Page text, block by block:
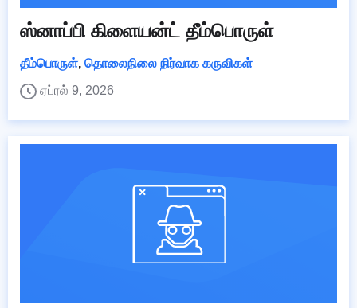
ஸ்னாப்பி கிளையன்ட் தீம்பொருள்
தீம்பொருள், தொலைநிலை நிர்வாக கருவிகள்
ஏப்ரல் 9, 2026